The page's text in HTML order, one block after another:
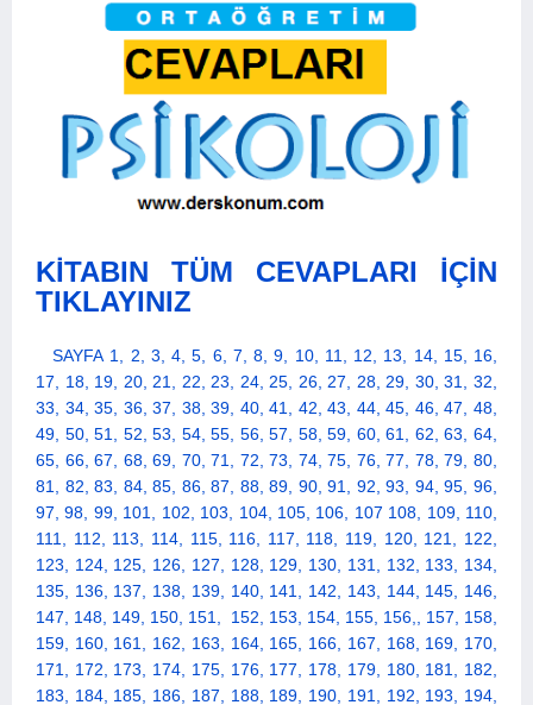
KİTABIN TÜM CEVAPLARI İÇİN
TIKLAYINIZ
SAYFA 1, 2, 3, 4, 5, 6, 7, 8, 9, 10, 11, 12, 13, 14, 15, 16,
17, 18, 19, 20, 21, 22, 23, 24, 25, 26, 27, 28, 29, 30, 31, 32,
33, 34, 35, 36, 37, 38, 39, 40, 41, 42, 43, 44, 45, 46, 47, 48,
49, 50, 51, 52, 53, 54, 55, 56, 57, 58, 59, 60, 61, 62, 63, 64,
65, 66, 67, 68, 69, 70, 71, 72, 73, 74, 75, 76, 77, 78, 79, 80,
81, 82, 83, 84, 85, 86, 87, 88, 89, 90, 91, 92, 93, 94, 95, 96,
97, 98, 99, 101, 102, 103, 104, 105, 106, 107 108, 109, 110,
111, 112, 113, 114, 115, 116, 117, 118, 119, 120, 121, 122,
123, 124, 125, 126, 127, 128, 129, 130, 131, 132, 133, 134,
135, 136, 137, 138, 139, 140, 141, 142, 143, 144, 145, 146,
147, 148, 149, 150, 151, 152, 153, 154, 155, 156,, 157, 158,
159, 160, 161, 162, 163, 164, 165, 166, 167, 168, 169, 170,
171, 172, 173, 174, 175, 176, 177, 178, 179, 180, 181, 182,
183, 184, 185, 186, 187, 188, 189, 190, 191, 192, 193, 194,